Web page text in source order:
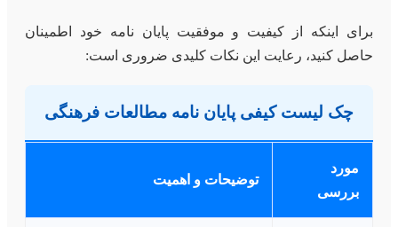
برای اینکه از کیفیت و موفقیت پایان نامه خود اطمینان
حاصل کنید، رعایت این نکات کلیدی ضروری است:
چک لیست کیفی پایان نامه مطالعات فرهنگی
مورد
بررسی
توضیحات و اهمیت